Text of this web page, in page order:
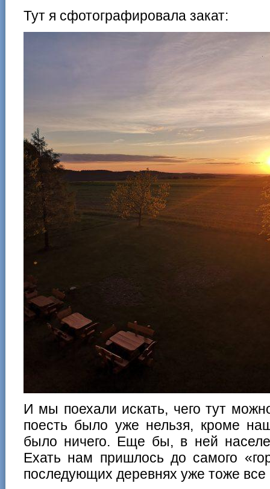
Тут я сфотографировала закат:
И мы поехали искать, чего тут
поесть было уже нельзя, кроме
было ничего. Еще бы, в ней
Ехать нам пришлось до самого
последующих деревнях уже тоже все